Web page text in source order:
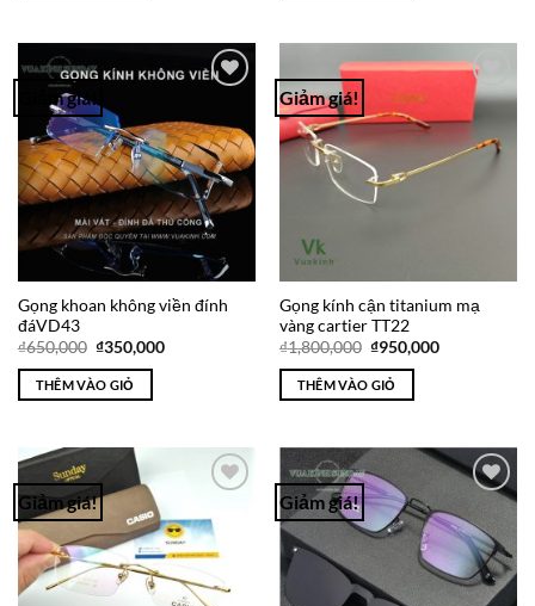
Giảm giá!
Wishlist
Gọng khoan không viền đính
đáVD43
₫650,000 Giá
là:
₫650,000.
₫350,000Giá
THÊM VÀO GIỎ
Giảm giá!
Add to
Wishlist
Gọng kính cận titanium mạ
vàng cartier TT22
₫1,800,000 Giá
là:
₫1,800,000.
₫950,000Giá
THÊM VÀO GIỎ
Giảm giá!
Wishlist
Giảm giá!
Wishlist